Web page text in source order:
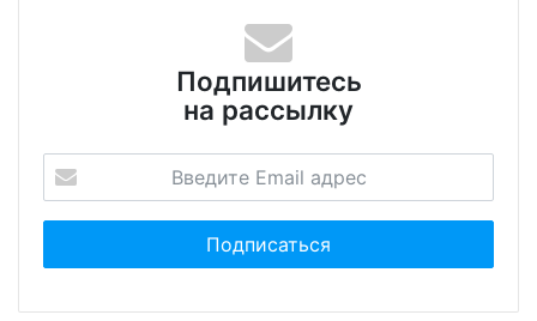
Подпишитесь
на рассылку